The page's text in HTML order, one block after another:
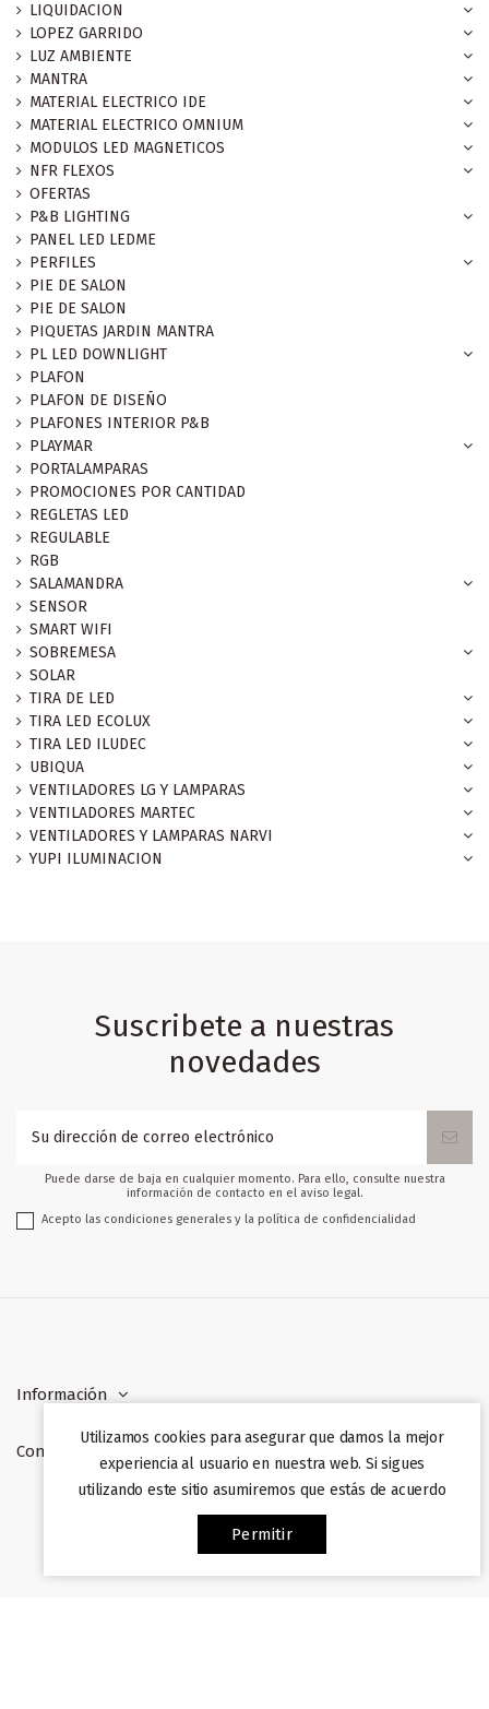
LIQUIDACION
LOPEZ GARRIDO
LUZ AMBIENTE
MANTRA
MATERIAL ELECTRICO IDE
MATERIAL ELECTRICO OMNIUM
MODULOS LED MAGNETICOS
NFR FLEXOS
OFERTAS
P&B LIGHTING
PANEL LED LEDME
PERFILES
PIE DE SALON
PIE DE SALON
PIQUETAS JARDIN MANTRA
PL LED DOWNLIGHT
PLAFON
PLAFON DE DISEÑO
PLAFONES INTERIOR P&B
PLAYMAR
PORTALAMPARAS
PROMOCIONES POR CANTIDAD
REGLETAS LED
REGULABLE
RGB
SALAMANDRA
SENSOR
SMART WIFI
SOBREMESA
SOLAR
TIRA DE LED
TIRA LED ECOLUX
TIRA LED ILUDEC
UBIQUA
VENTILADORES LG Y LAMPARAS
VENTILADORES MARTEC
VENTILADORES Y LAMPARAS NARVI
YUPI ILUMINACION
Suscribete a nuestras
novedades
Puede darse de baja en cualquier momento. Para ello, consulte nuestra
información de contacto en el aviso legal.
Acepto las condiciones generales y la política de confidencialidad
Información
Contacto
Utilizamos cookies para asegurar que damos la mejor
experiencia al usuario en nuestra web. Si sigues
utilizando este sitio asumiremos que estás de acuerdo
Permitir
Afiliazon. Prohibida su copia. 2022